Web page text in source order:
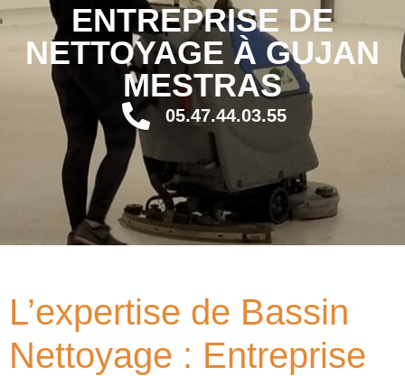
ENTREPRISE DE
NETTOYAGE À GUJAN
MESTRAS
05.47.44.03.55
L’expertise de Bassin
Nettoyage : Entreprise